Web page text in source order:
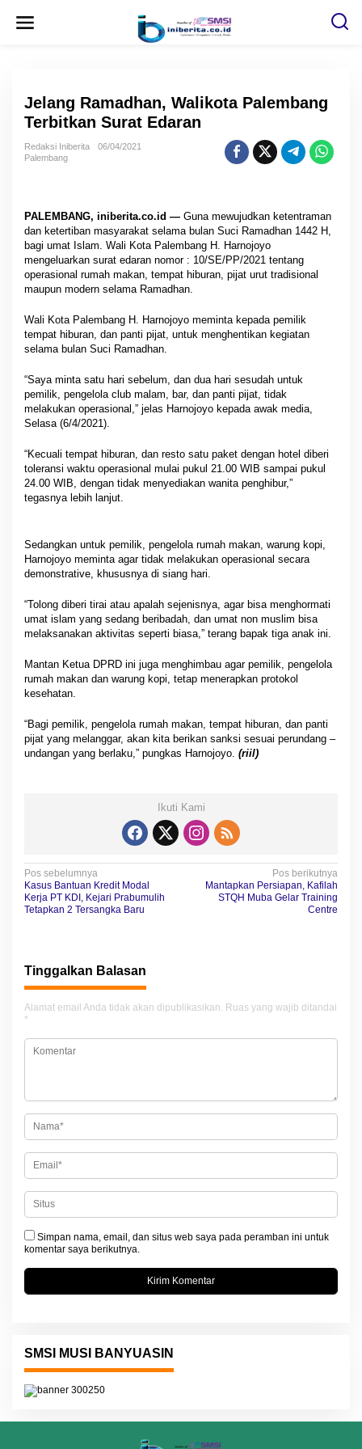
Jelang Ramadhan, Walikota Palembang
Terbitkan Surat Edaran
Redaksi Iniberita
06/04/2021
Palembang
PALEMBANG, iniberita.co.id — Guna mewujudkan ketentraman
dan ketertiban masyarakat selama bulan Suci Ramadhan 1442 H,
bagi umat Islam. Wali Kota Palembang H. Harnojoyo
mengeluarkan surat edaran nomor : 10/SE/PP/2021 tentang
operasional rumah makan, tempat hiburan, pijat urut tradisional
maupun modern selama Ramadhan.
Wali Kota Palembang H. Harnojoyo meminta kepada pemilik
tempat hiburan, dan panti pijat, untuk menghentikan kegiatan
selama bulan Suci Ramadhan.
“Saya minta satu hari sebelum, dan dua hari sesudah untuk
pemilik, pengelola club malam, bar, dan panti pijat, tidak
melakukan operasional,” jelas Harnojoyo kepada awak media,
Selasa (6/4/2021).
“Kecuali tempat hiburan, dan resto satu paket dengan hotel diberi
toleransi waktu operasional mulai pukul 21.00 WIB sampai pukul
24.00 WIB, dengan tidak menyediakan wanita penghibur,”
tegasnya lebih lanjut.
Sedangkan untuk pemilik, pengelola rumah makan, warung kopi,
Harnojoyo meminta agar tidak melakukan operasional secara
demonstrative, khususnya di siang hari.
“Tolong diberi tirai atau apalah sejenisnya, agar bisa menghormati
umat islam yang sedang beribadah, dan umat non muslim bisa
melaksanakan aktivitas seperti biasa,” terang bapak tiga anak ini.
Mantan Ketua DPRD ini juga menghimbau agar pemilik, pengelola
rumah makan dan warung kopi, tetap menerapkan protokol
kesehatan.
“Bagi pemilik, pengelola rumah makan, tempat hiburan, dan panti
pijat yang melanggar, akan kita berikan sanksi sesuai perundang –
undangan yang berlaku,” pungkas Harnojoyo. (riil)
Ikuti Kami
N
a
g
a
s
i
p
s
Pos sebelumnya
Kasus Bantuan Kredit Modal
Kerja PT KDI, Kejari Prabumulih
Tetapkan 2 Tersangka Baru
Pos berikutnya
Mantapkan Persiapan, Kafilah
STQH Muba Gelar Training
Centre
Tinggalkan Balasan
Alamat email Anda tidak akan dipublikasikan. Ruas yang wajib ditandai
*
Simpan nama, email, dan situs web saya pada peramban ini untuk
komentar saya berikutnya.
SMSI MUSI BANYUASIN